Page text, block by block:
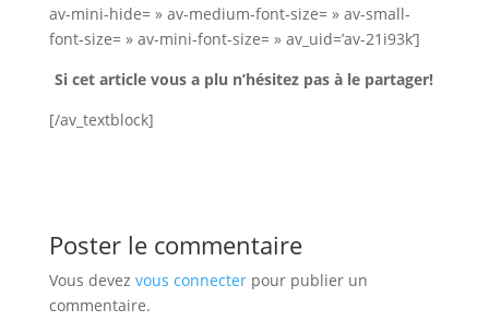
av-mini-hide= » av-medium-font-size= » av-small-
font-size= » av-mini-font-size= » av_uid=’av-21i93k’]
Si cet article vous a plu n’hésitez pas à le partager!
[/av_textblock]
Poster le commentaire
Vous devez vous connecterpour publier un
commentaire.